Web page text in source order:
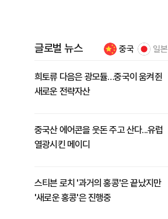
글로벌 뉴스 중국 일본
희토류 다음은 광모듈…중국이 움켜쥔
새로운 전략자산
중국산 에어콘을 웃돈 주고 산다...유럽
열광시킨 메이디
스티븐 로치 '과거의 홍콩'은 끝났지만
'새로운 홍콩'은 진행중